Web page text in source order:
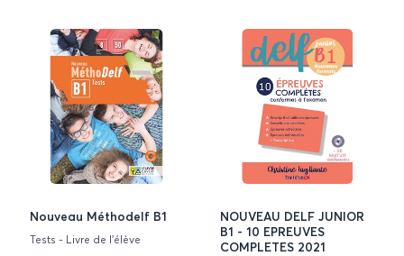
Nouveau Méthodelf B1
Tests - Livre de l'élève
NOUVEAU DELF JUNIOR
B1 - 10 EPREUVES
COMPLETES 2021